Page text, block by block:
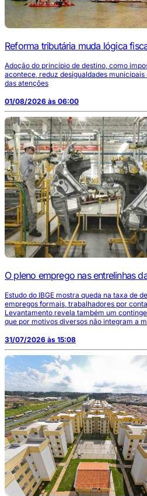
Reforma tributária muda lógica
Adoção do princípio de destino, como
acontece, reduz desigualdades
das atenções
01/08/2026 às 06:00
O pleno emprego nas entrelinhas
Estudo do IBGE mostra queda na taxa de
empregos formais, trabalhadores por
Levantamento revela também um
que por motivos diversos não integram a
31/07/2026 às 15:08